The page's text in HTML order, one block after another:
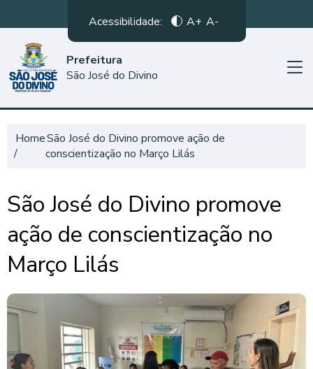
Acessibilidade: A+ A-
Prefeitura
São José do Divino
HomeSão José do Divino promove ação de
conscientização no Março Lilás
São José do Divino promove
ação de conscientização no
Março Lilás